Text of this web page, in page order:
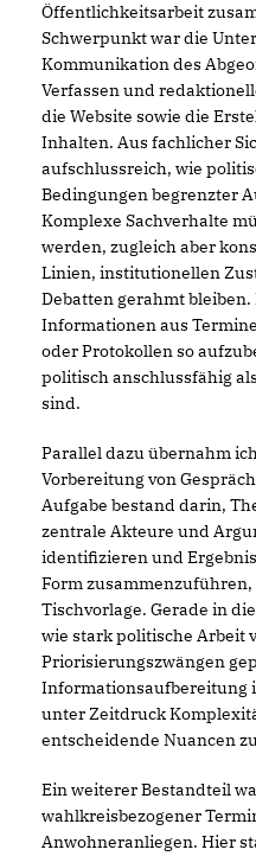
Öffentlichkeitsarbeit
Schwerpunkt war die
Kommunikation des
Verfassen und
die Website sowie die
Inhalten. Aus fachlicher
aufschlussreich, wie
Bedingungen begrenzter
Komplexe Sachverhalte
werden, zugleich aber
Linien, institutionellen
Debatten gerahmt
Informationen aus
oder Protokollen so
politisch anschlussfähig
sind.
Parallel dazu übernahm
Vorbereitung von
Aufgabe bestand darin,
zentrale Akteure und
identifizieren und
Form zusammenzuführen,
Tischvorlage. Gerade in
wie stark politische Arbeit
Priorisierungszwängen
Informationsaufbereitung
unter Zeitdruck
entscheidende Nuancen
Ein weiterer Bestandteil
wahlkreisbezogener
Anwohneranliegen. Hier